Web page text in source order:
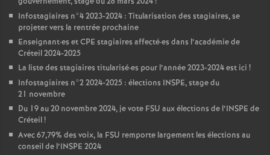
Infostagiaires n°4 2023-2024 : Titularisation des stagiaires, se
projeter vers la rentrée prochaine
Enseignant·es etCPE stagiaires affecté·es dans l’académie de
Créteil 2024-2025
La liste des stagiaires titularisé·es pour l’année 2023-2024 est ici !
Infostagiaires n°2 2024-2025 : élections INSPE, stage du
21 novembre
Du 19 au 20 novembre 2024, je vote FSU aux élections de l’INSPE de
Créteil!
Avec 67,79% des voix, la FSU remporte largement les élections au
conseil de l’INSPE 2024